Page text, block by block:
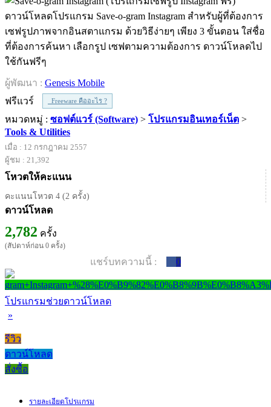
ดาวน์โหลดโปรแกรม Save-o-gram Instagram สำหรับผู้ที่ต้องการ
เซฟรูปภาพจากอินสตาแกรม ด้วยวิธีง่ายๆ เพียง 3 ขั้นตอน ใส่ชื่อ
ที่ต้องการค้นหา เลือกรูป เซฟตามความต้องการ ดาวน์โหลดไป
ใช้กันฟรีๆ
ผู้พัฒนา : Genesis Mobile
ฟรีแวร์
Freeware คืออะไร ?
หมวดหมู่ : ซอฟต์แวร์ (Software) > โปรแกรมอินเทอร์เน็ต >
Tools & Utilities
เมื่อ : 12 กรกฎาคม 2557
ผู้ชม : 21,392
โหวตให้คะแนน
คะแนนโหวต 4 (2 ครั้ง)
ดาวน์โหลด
2,782 ครั้ง
(สัปดาห์ก่อน 0 ครั้ง)
แชร์บทความนี้ : 0
โปรแกรมช่วยดาวน์โหลด
»
รีวิว
ดาวน์โหลด
สั่งซื้อ
รายละเอียดโปรแกรม